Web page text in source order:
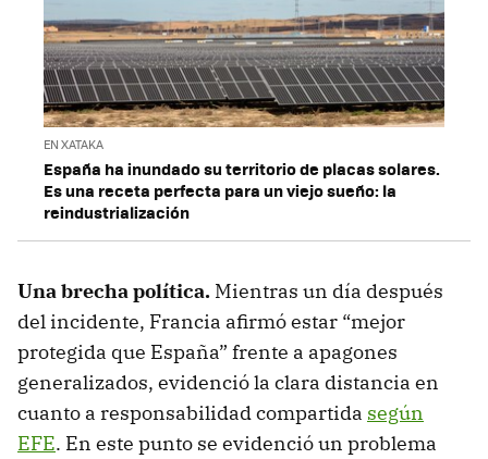
EN XATAKA
España ha inundado su territorio de placas solares.
Es una receta perfecta para un viejo sueño: la
reindustrialización
Una brecha política. Mientras un día después
del incidente, Francia afirmó estar “mejor
protegida que España” frente a apagones
generalizados, evidenció la clara distancia en
cuanto a responsabilidad compartida según
EFE. En este punto se evidenció un problema